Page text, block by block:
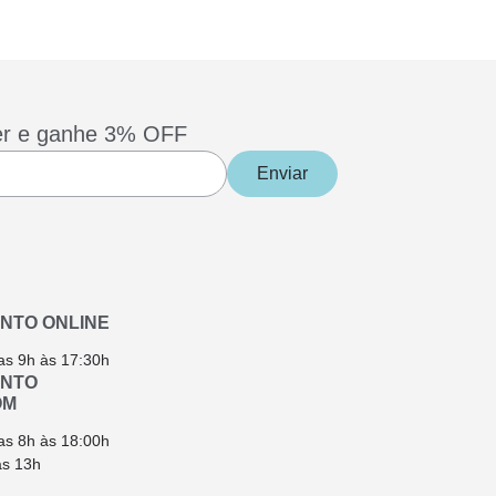
e ganhe 3% OFF
Enviar
ONLINE
9h às 17:30h
8h às 18:00h
13h